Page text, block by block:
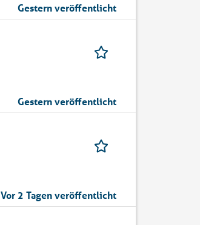
Gestern veröffentlicht
Gestern veröffentlicht
Vor 2 Tagen veröffentlicht